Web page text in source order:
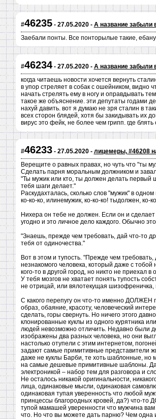
#46235- 27.05.2020 - А название забыли
Заебали понты. Все понторылые такие,
#46234- 27.05.2020 - А название забыли
когда читаешь новости хочется вернуть
в упор стреляет в собак с ошейником, видно
начать стрелять ему в ногу и оправдывать
такое же объяснение. эти депутаты годами
нахуй давить. вот я думаю не зря сталин в
всех сторон блядей, хотя бы закидывать их
вирус это фейк, не более чем грипп. где
#46233- 27.05.2020 - лицемеры, #46208
Верещите о равных правах, но чуть что "ты
Сделать парня моральным должником и
"Ты мужик или кто, ты должен делать первый
тебя шаги делает."
Раскудахталась, сколько слов "мужик" в
ко-ко-ко, илинемужик, ко-ко-ко! тыдолжен, ко-
Нихера он тебе не должен. Если он и
угодно и это личное дело каждого. Обычно
"Знаешь, прежде чем требовать, дай что-то
тебя от одиночества."
Вот в этом и тупость. "Прежде чем
незнакомого человека, который даже с
кого-то в другой город, но никто не приехал в
У тебя мозгов не хватает понять тупость
не отрицай, или вялотекущая
С какого перепугу он что-то именно ДОЛЖЕН
образ, обаяние, красоту, человеческий
сделать, горы свернуть. Но ничего этого
клонированные куклы из одного курятника
людей невозможно отличить. Недавно были
изображены два разных человека, но они
настолько отупели с этим интернетом,
задают самые примитивные представители
даже не куклы Барби, те хоть шаблонные, но
на самые дешевые примитивные шаблоны. Да
электроникой – набор тем для разговора и
Не осталось никакой оригинальности,
лица, одинаковые мысли, одинаковая
одинаковая тупая уверенность что любой
принцессы благородных кровей, да?) что-то
тупой мамашей уверенности что мужчина
что. Но что вы можете дать парню? Чем одна